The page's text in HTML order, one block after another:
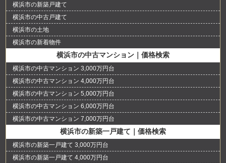
横浜市の新築戸建て
横浜市の中古戸建て
横浜市の土地
横浜市の新着物件
横浜市の中古マンション｜価格検索
横浜市の中古マンション 3,000万円台
横浜市の中古マンション 4,000万円台
横浜市の中古マンション 5,000万円台
横浜市の中古マンション 6,000万円台
横浜市の中古マンション 7,000万円台
横浜市の新築一戸建て｜価格検索
横浜市の新築一戸建て 3,000万円台
横浜市の新築一戸建て 4,000万円台